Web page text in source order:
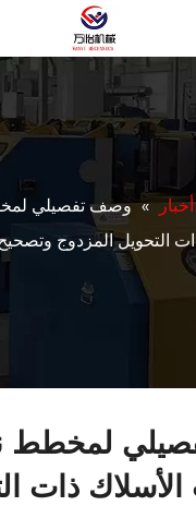
أخبار » وصف تفصيلي
التحويل المزدوج
لمخطط
ذات